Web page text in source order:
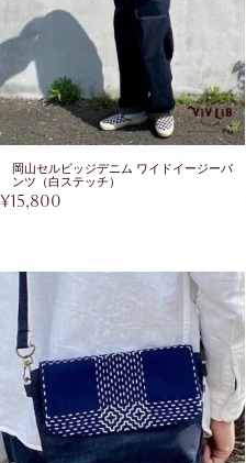
岡山セルビッジデニム ワイドイージーパ
ンツ（白ステッチ）
¥15,800